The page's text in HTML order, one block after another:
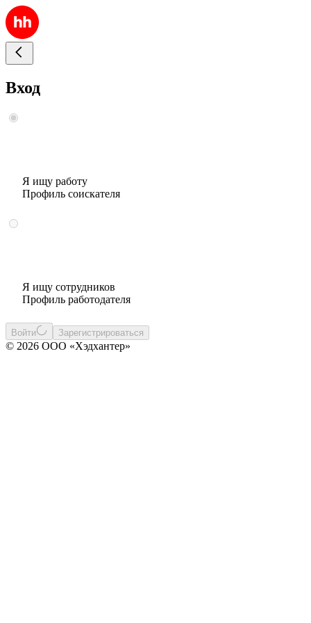
Вход
Я ищу работу
Профиль соискателя
Я ищу сотрудников
Профиль работодателя
Войти Зарегистрироваться
© 2026 ООО «Хэдхантер»